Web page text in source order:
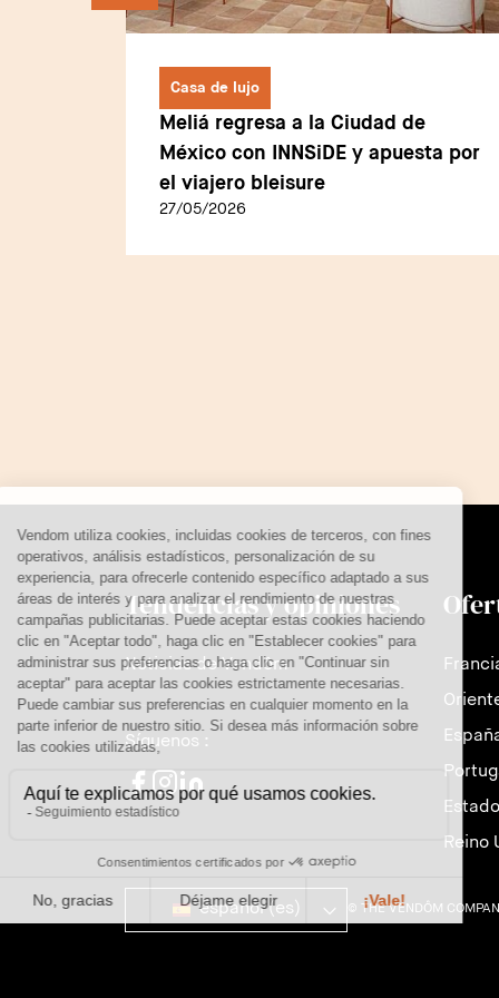
Casa de lujo
Meliá regresa a la Ciudad de
México con INNSiDE y apuesta por
el viajero bleisure
27/05/2026
Tendencias y opiniones
Noticias de Vendôm
Síguenos :
Reino
español (es) © THE VENDÔM